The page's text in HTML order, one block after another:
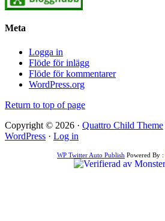
Meta
Logga in
Flöde för inlägg
Flöde för kommentarer
WordPress.org
Return to top of page
Copyright © 2026 · Quattro Child Theme
WordPress · Log in
WP Twitter Auto Publish Powered By :